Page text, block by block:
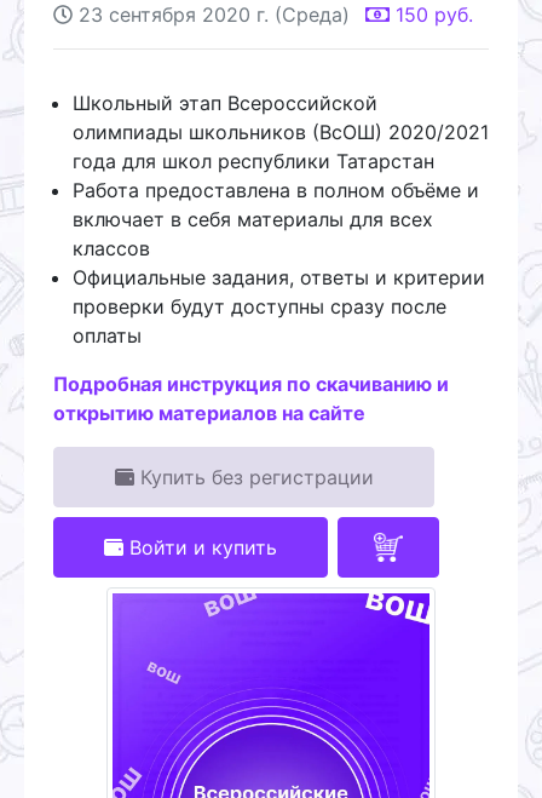
23 сентября 2020 г. (Среда) 150 руб.
Школьный этап Всероссийской
олимпиады школьников (ВсОШ) 2020/2021
года для школ республики Татарстан
Работа предоставлена в полном объёме и
включает в себя материалы для всех
классов
Официальные задания, ответы и критерии
проверки будут доступны сразу после
оплаты
Подробная инструкция по скачиванию и
открытию материалов на сайте
Купить без регистрации
Войти и купить